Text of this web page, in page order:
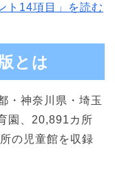
ト14項目」を読む
とは
・神奈川県・埼玉
園、20,891カ所
の児童館を収録